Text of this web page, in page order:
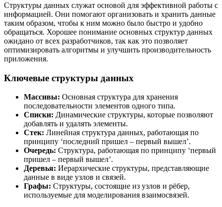
Структуры данных служат основой для эффективной работы с
информацией. Они помогают организовать и хранить данные
таким образом, чтобы к ним можно было быстро и удобно
обращаться. Хорошее понимание основных структур данных
ожидано от всех разработчиков, так как это позволяет
оптимизировать алгоритмы и улучшить производительность
приложения.
Ключевые структуры данных
Массивы: Основная структура для хранения
последовательности элементов одного типа.
Списки: Динамические структуры, которые позволяют
добавлять и удалять элементы.
Стек: Линейная структура данных, работающая по
принципу ‘последний пришел – первый вышел’.
Очередь: Структура, работающая по принципу ‘первый
пришел – первый вышел’.
Деревья: Иерархические структуры, представляющие
данные в виде узлов и связей.
Графы: Структуры, состоящие из узлов и рёбер,
используемые для моделирования взаимосвязей.